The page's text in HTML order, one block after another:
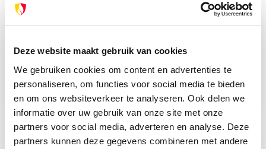
Deze website maakt gebruik van cookies
We gebruiken cookies om content en advertenties te
personaliseren, om functies voor social media te bieden
en om ons websiteverkeer te analyseren. Ook delen we
informatie over uw gebruik van onze site met onze
partners voor social media, adverteren en analyse. Deze
partners kunnen deze gegevens combineren met andere
3M 3M kinriem
3M 3M Peltor G300
bouwhelm geel
32,00 29,00
Toon1-12van 34